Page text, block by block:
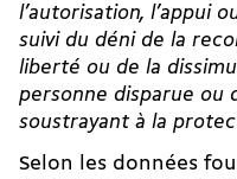
l’autorisation, l’appui
suivi du déni de la
liberté ou de la
personne disparue ou
soustrayant à la
Selon les données